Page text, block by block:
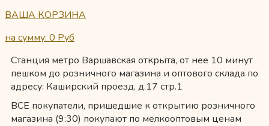
ВАША КОРЗИНА
на сумму: 0 Руб
Станция метро Варшавская открыта, от нее 10 минут
пешком до розничного магазина и оптового склада по
адресу: Каширский проезд, д.17 стр.1
ВСЕ покупатели, пришедшие к открытию розничного
магазина (9:30) покупают по мелкооптовым ценам